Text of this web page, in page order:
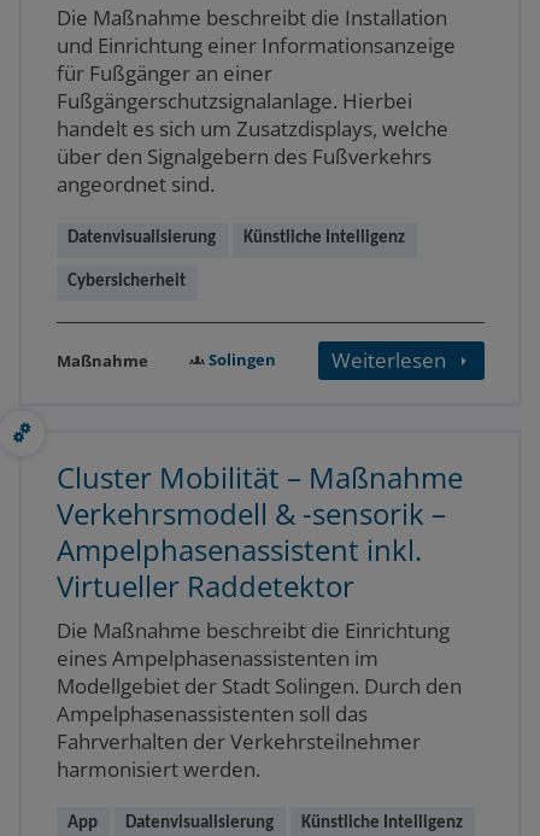
Die Maßnahme beschreibt die Installation
und Einrichtung einer Informationsanzeige
für Fußgänger an einer
Fußgängerschutzsignalanlage. Hierbei
handelt es sich um Zusatzdisplays, welche
über den Signalgebern des Fußverkehrs
angeordnet sind.
Datenvisualisierung Künstliche Intelligenz
Cybersicherheit
Maßnahme Solingen Weiterlesen
Cluster Mobilität – Maßnahme
Verkehrsmodell & -sensorik –
Ampelphasenassistent inkl.
Virtueller Raddetektor
Die Maßnahme beschreibt die Einrichtung
eines Ampelphasenassistenten im
Modellgebiet der Stadt Solingen. Durch den
Ampelphasenassistenten soll das
Fahrverhalten der Verkehrsteilnehmer
harmonisiert werden.
App Datenvisualisierung Künstliche Intelligenz